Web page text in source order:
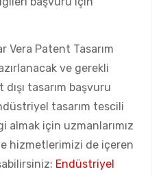
Vera Patent Tasarım
ve gerekli
tasarım başvuru
tasarım tescili
almak için uzmanlarımız
hizmetlerimizi de içeren
Endüstriyel